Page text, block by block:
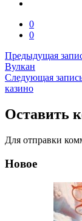
0
0
Навигация
по
записям
Предыдущая
Вулкан
Следующая
казино
Оставить
Для отправки
Новое